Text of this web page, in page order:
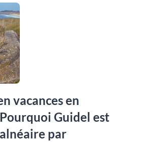
vacances en
Guidel est
par